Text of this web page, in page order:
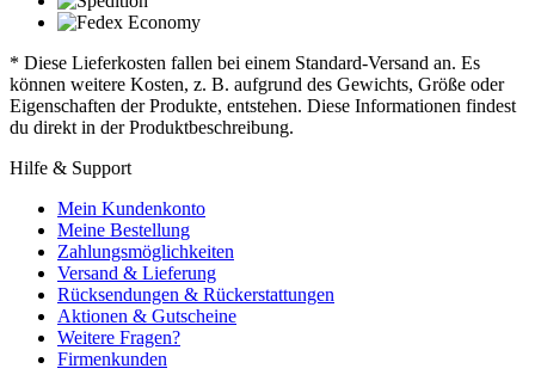
* Diese Lieferkosten fallen bei einem Standard-Versand an. Es
können weitere Kosten, z. B. aufgrund des Gewichts, Größe oder
Eigenschaften der Produkte, entstehen. Diese Informationen findest
du direkt in der Produktbeschreibung.
Hilfe & Support
Mein Kundenkonto
Meine Bestellung
Zahlungsmöglichkeiten
Versand & Lieferung
Rücksendungen & Rückerstattungen
Aktionen & Gutscheine
Weitere Fragen?
Firmenkunden